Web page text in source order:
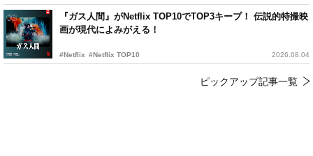
『ガス人間』がNetflix TOP10でTOP3キープ！ 伝説的特撮映
画が現代によみがえる！
#Netflix #Netflix TOP10 2026.08.04
ピックアップ記事一覧